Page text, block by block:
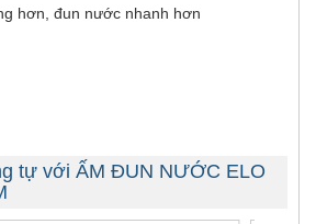
hơn, đun nước nhanh hơn
tự với ẤM ĐUN NƯỚC ELO